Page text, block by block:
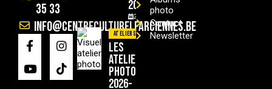
35 33
info@centreculturelfarciennes.be
2026
29/08/2026
Ateliers
Les
ateliers
photo
2026-
photo
Contact
Newsletter